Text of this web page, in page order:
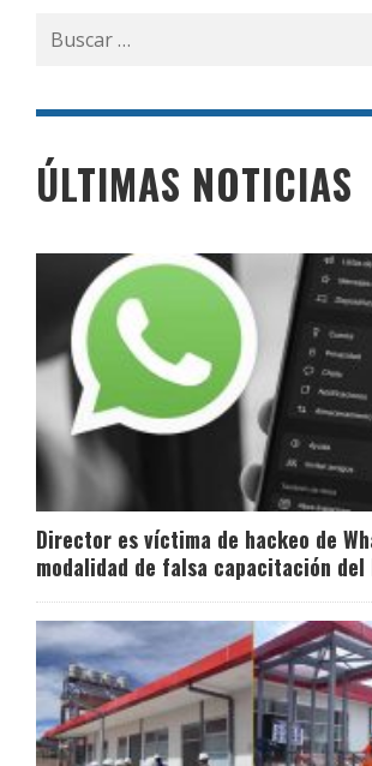
Buscar
por:
ÚLTIMAS NOTICIAS
Director es víctima de hackeo de
modalidad de falsa capacitación del